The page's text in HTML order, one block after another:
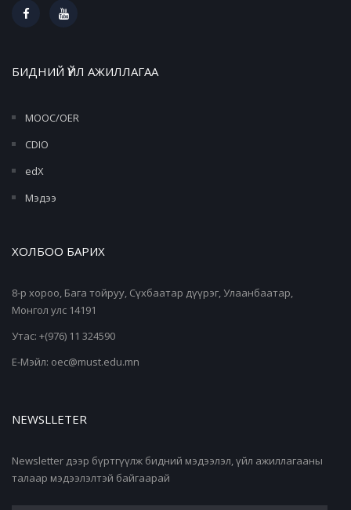
БИДНИЙ ҮЙЛ АЖИЛЛАГАА
MOOC/OER
CDIO
edX
Мэдээ
ХОЛБОО БАРИХ
8-р хороо, Бага тойруу, Сүхбаатар дүүрэг, Улаанбаатар,
Монгол улс 14191
Утас: +(976) 11 324590
Е-Мэйл: oec@must.edu.mn
NEWSLLETER
Newsletter дээр бүртгүүлж бидний мэдээлэл, үйл ажиллагааны
талаар мэдээлэлтэй байгаарай